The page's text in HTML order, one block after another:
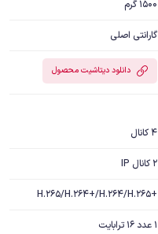
1500 گرم
گارانتی اصلی
دانلود دیتاشیت محصول
4 کانال
2 کانال IP
+H.265/H.264+/H.264/H.265
1 عدد 16 ترابایت